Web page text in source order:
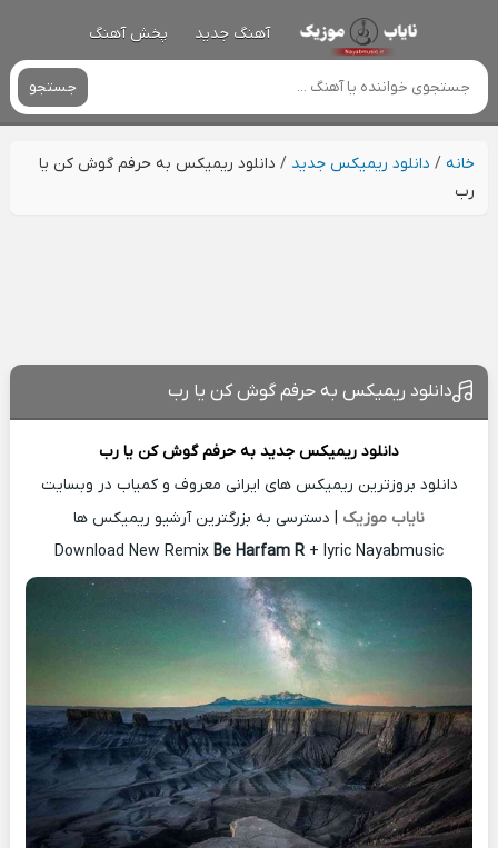
آهنگ جدید پخش آهنگ
جستجو
خانه/ دانلود ریمیکس جدید / دانلود ریمیکس به حرفم گوش کن یا
رب
دانلود ریمیکس به حرفم گوش کن یا رب
دانلود ریمیکس جدید به حرفم گوش کن یا رب
دانلود بروزترین ریمیکس های ایرانی معروف و کمیاب در وبسایت
نایاب موزیک | دسترسی به بزرگترین آرشیو ریمیکس ها
Download New Remix Be Harfam R + lyric Nayabmusic